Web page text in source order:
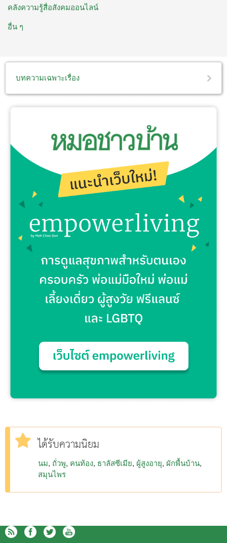
คลังความรู้สื่อสังคมออนไลน์
อื่น ๆ
บทความเฉพาะเรื่อง
ได้รับความนิยม
นม ถั่วพู คนท้อง ธาลัสซีเมีย ผู้สูงอายุ ผักพื้นบ้าน
สมุนไพร